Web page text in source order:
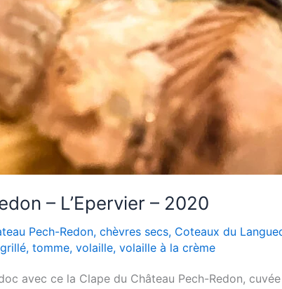
– L’Epervier – 2020
Pech-Redon, chèvres secs, Coteaux du
, tomme, volaille, volaille à la crème
avec ce la Clape du Château Pech-Redon, cuvée